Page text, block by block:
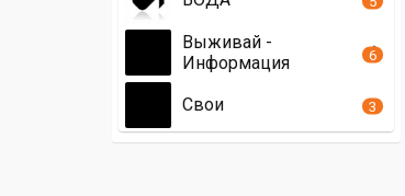
Выживай -
Информация
6
Свои 3